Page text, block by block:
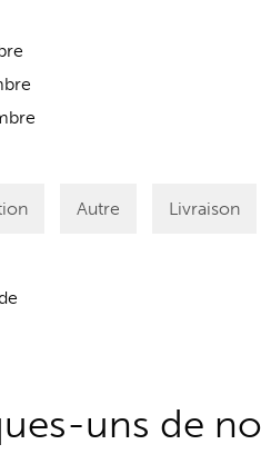
Autre Livraison
uns de